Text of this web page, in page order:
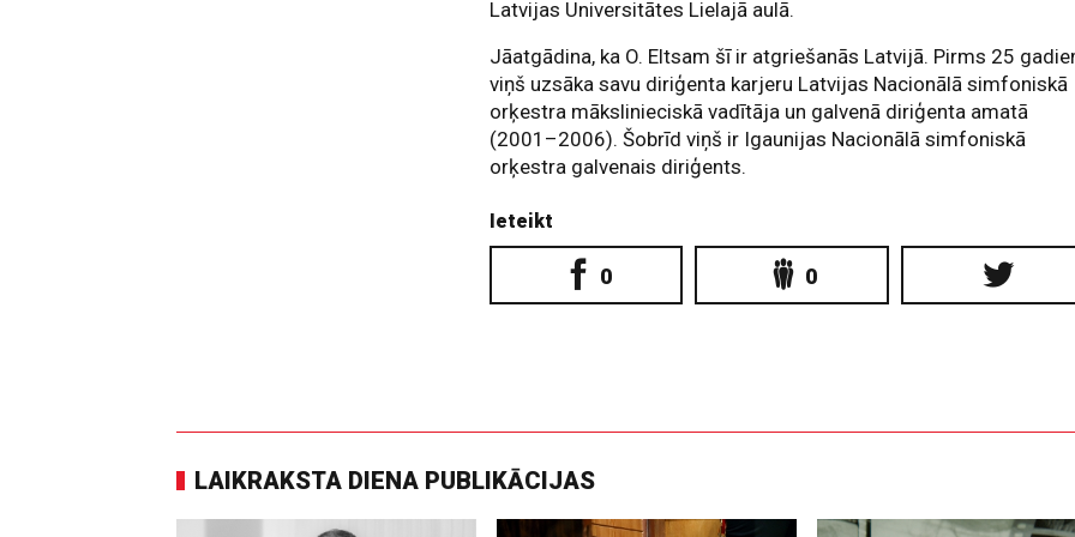
Latvijas Universitātes Lielajā aulā.
Jāatgādina, ka O. Eltsam šī ir atgriešanās Latvijā. Pirms 25
viņš uzsāka savu diriģenta karjeru Latvijas Nacionālā simfoniskā
orķestra mākslinieciskā vadītāja un galvenā diriģenta amatā
(2001–2006). Šobrīd viņš ir Igaunijas Nacionālā simfoniskā
orķestra galvenais diriģents.
Ieteikt
0 0
LAIKRAKSTA DIENA PUBLIKĀCIJAS